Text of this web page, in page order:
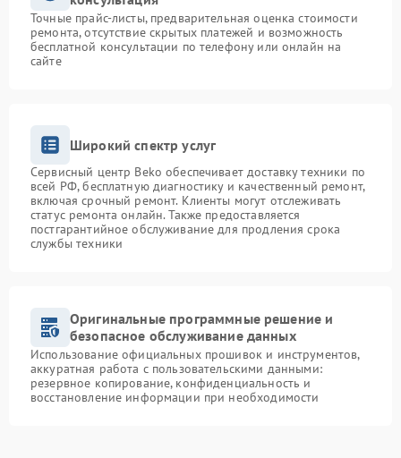
Точные прайс-листы, предварительная оценка стоимости
ремонта, отсутствие скрытых платежей и возможность
бесплатной консультации по телефону или онлайн на
сайте
Широкий спектр услуг
Сервисный центр Beko обеспечивает доставку техники по
всей РФ, бесплатную диагностику и качественный ремонт,
включая срочный ремонт. Клиенты могут отслеживать
статус ремонта онлайн. Также предоставляется
постгарантийное обслуживание для продления срока
службы техники
Оригинальные программные решение и
безопасное обслуживание данных
Использование официальных прошивок и инструментов,
аккуратная работа с пользовательскими данными:
резервное копирование, конфиденциальность и
восстановление информации при необходимости